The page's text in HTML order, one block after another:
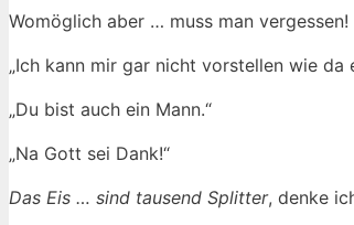
Womöglich aber … muss man vergessen!
„Ich kann mir gar nicht vorstellen wie da
„Du bist auch ein Mann.“
„Na Gott sei Dank!“
Das Eis … sind tausend Splitter, denke